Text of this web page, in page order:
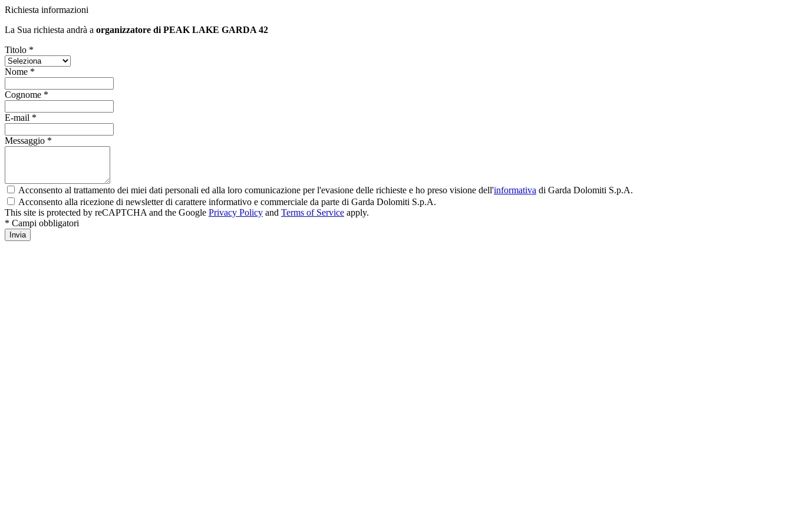
Richiesta informazioni
La Sua richiesta andrà a organizzatore di PEAK LAKE GARDA 42
Titolo *
Nome *
Cognome *
E-mail *
Messaggio *
Acconsento al trattamento dei miei dati personali ed alla loro comunicazione per l'evasione delle richieste e ho preso visione dell'informativa di Garda Dolomiti S.p.A.
Acconsento alla ricezione di newsletter di carattere informativo e commerciale da parte di Garda Dolomiti S.p.A.
This site is protected by reCAPTCHA and the Google Privacy Policy and Terms of Service apply.
* Campi obbligatori
Invia